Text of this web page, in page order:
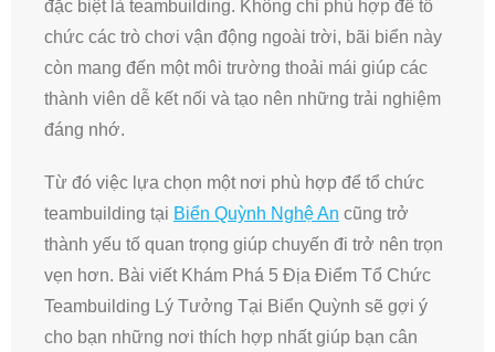
đặc biệt là teambuilding. Không chỉ phù hợp để tổ
chức các trò chơi vận động ngoài trời, bãi biển này
còn mang đến một môi trường thoải mái giúp các
thành viên dễ kết nối và tạo nên những trải nghiệm
đáng nhớ.
Từ đó việc lựa chọn một nơi phù hợp để tổ chức
teambuilding tại Biển Quỳnh Nghệ An cũng trở
thành yếu tố quan trọng giúp chuyến đi trở nên trọn
vẹn hơn. Bài viết Khám Phá 5 Địa Điểm Tổ Chức
Teambuilding Lý Tưởng Tại Biển Quỳnh sẽ gợi ý
cho bạn những nơi thích hợp nhất giúp bạn cân